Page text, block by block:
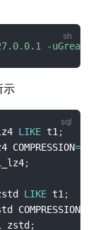
-uGreatSQL
示
LIKE t1 ;
=
;
LIKE t1 ;
COMPRESSION
;